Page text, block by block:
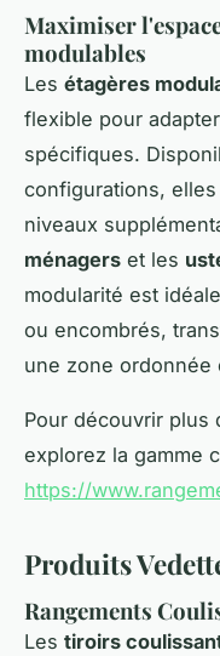
Maximiser
modulables
Les étagères
flexible pour
spécifiques.
configurations,
niveaux
ménagers et les
modularité est
ou encombrés,
une zone ordonnée
Pour découvrir plus
explorez la gamme
https://
Produits
Rangements
Les tiroirs